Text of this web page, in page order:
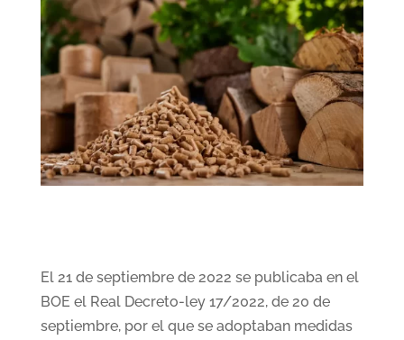
El 21 de septiembre de 2022 se publicaba en el
BOE el Real Decreto-ley 17/2022, de 20 de
septiembre, por el que se adoptaban medidas